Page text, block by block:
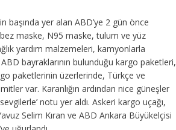
başında yer alan ABD’ye 2 gün önce
bez maske, N95 maske, tulum ve yüz
yardım malzemeleri, kamyonlarla
bayraklarının bulunduğu kargo paketleri,
paketlerinin üzerlerinde, Türkçe ve
var. Karanlığın ardından nice güneşler
notu yer aldı. Askeri kargo uçağı,
Selim Kıran ve ABD Ankara Büyükelçisi